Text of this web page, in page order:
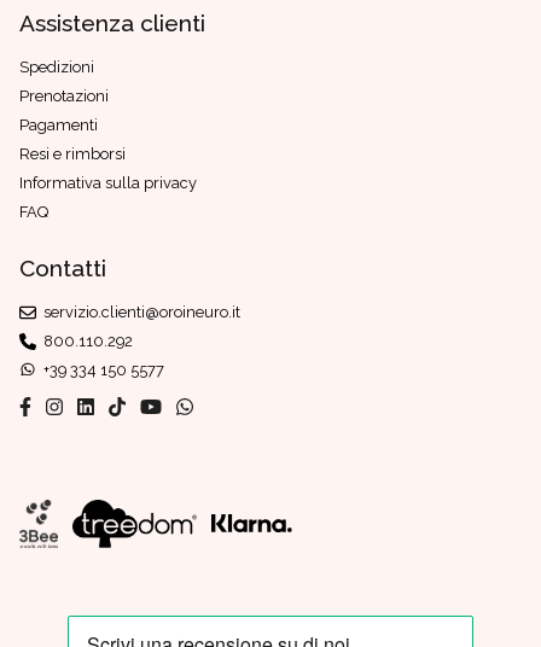
Assistenza clienti
Spedizioni
Prenotazioni
Pagamenti
Resi e rimborsi
Informativa sulla privacy
FAQ
Contatti
servizio.clienti@oroineuro.it
800.110.292
+39 334 150 5577